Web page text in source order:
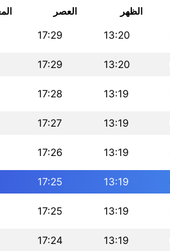
الظهر العصر
13:20
17:29
13:20
17:29
13:19
17:28
13:19
17:27
13:19
17:26
13:19
17:25
13:19
17:25
13:19
17:24